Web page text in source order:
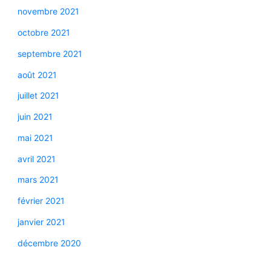
novembre 2021
octobre 2021
septembre 2021
août 2021
juillet 2021
juin 2021
mai 2021
avril 2021
mars 2021
février 2021
janvier 2021
décembre 2020